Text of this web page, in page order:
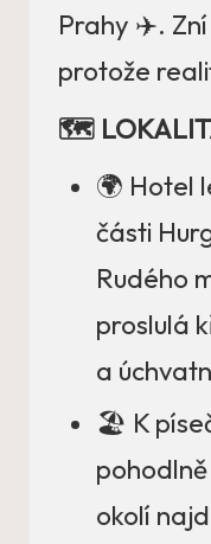
Prahy ✈️.
protože
🗺️
🌍 Hotel
části
Rudého
proslulá
a
🏖️ K
okolí